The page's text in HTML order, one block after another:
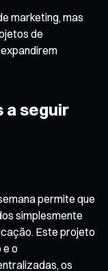
marketing, mas
de
a seguir
permite que
simplesmente
Este projeto
e o
os